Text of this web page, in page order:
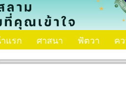
แรก ศาสนา ฟัตวา ค